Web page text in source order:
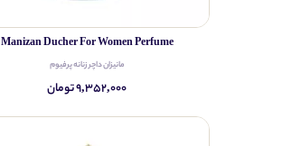
Manizan Ducher For Women Perfume
مانیزان داچر زنانه پرفیوم
۹,۳۵۲,۰۰۰ تومان